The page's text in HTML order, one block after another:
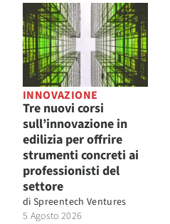
INNOVAZIONE
Tre nuovi corsi
sull’innovazione in
edilizia per offrire
strumenti concreti ai
professionisti del
settore
di Spreentech Ventures
5 Agosto 2026